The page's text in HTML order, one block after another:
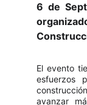
6 de
El evento
esfuerzos
avanzar